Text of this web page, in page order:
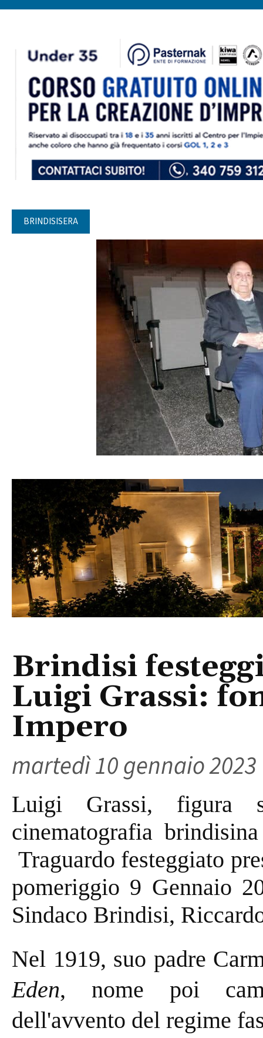
BRINDISISERA
Brindisi
Luigi Grassi:
Impero
martedì 10 gennaio 2023
Luigi Grassi,
cinematografia
Traguardo festeggiato
pomeriggio 9 Gennaio
Sindaco Brindisi,
Nel 1919, suo padre
Eden, nome poi
dell'avvento del regime